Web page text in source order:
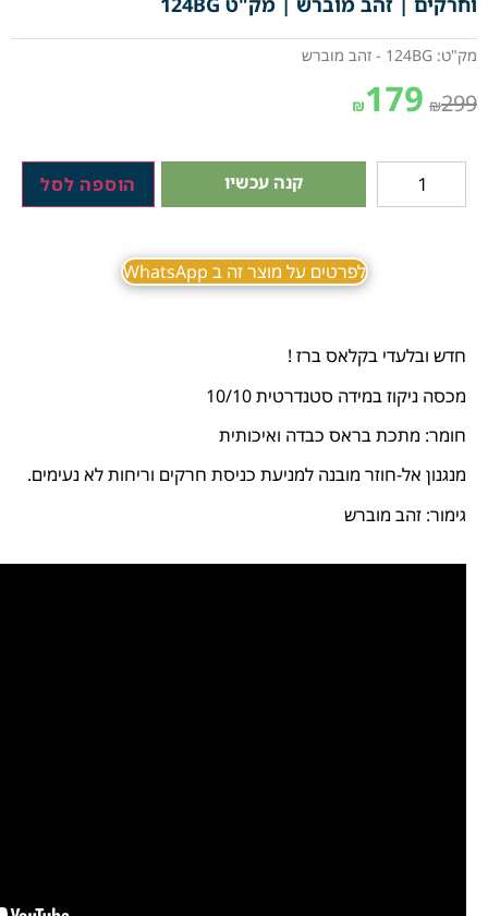
מק"ט: 124BG - זהב מוברש
₪299
₪179
קנה עכשיו הוספה לסל
לפרטים על מוצר זה ב WhatsApp
חדש ובלעדי בקלאס ברז !
מכסה ניקוז במידה סטנדרטית 10/10
חומר: מתכת בראס כבדה ואיכותית
מנגנון אל-חוזר מובנה למניעת כניסת חרקים וריחות לא נעימים.
גימור: זהב מוברש